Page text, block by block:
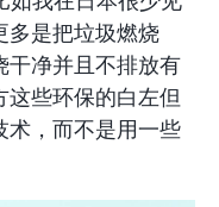
多是把垃圾燃烧
干净并且不排放有
些环保的白左但
术，而不是用一些